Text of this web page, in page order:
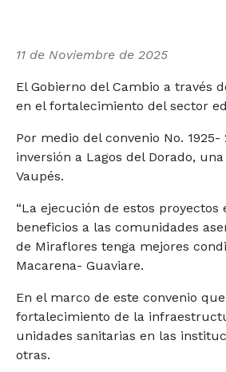
11 de Noviembre de 2025
El Gobierno del Cambio a través
en el fortalecimiento del sector
Por medio del convenio No.
inversión a Lagos del Dorado,
Vaupés.
“La ejecución de estos
beneficios a las comunidades
de Miraflores tenga mejores
Macarena- Guaviare.
En el marco de este convenio
fortalecimiento de la
unidades sanitarias en las
otras.